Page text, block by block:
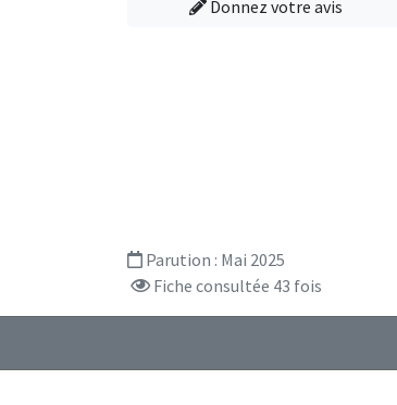
Donnez votre avis
Parution : Mai 2025
Fiche consultée 43 fois